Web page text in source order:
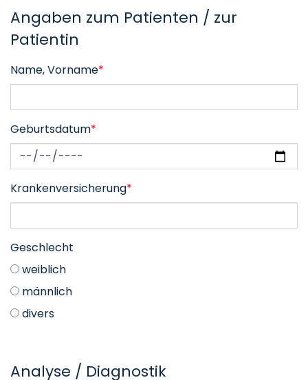
Angaben zum Patienten / zur
Patientin
Name, Vorname*
Geburtsdatum*
Krankenversicherung*
Geschlecht
weiblich
männlich
divers
Analyse / Diagnostik